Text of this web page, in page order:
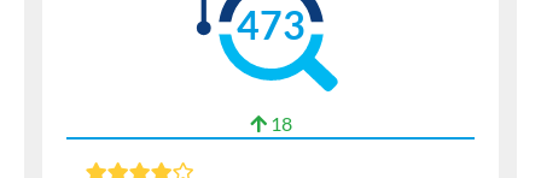
473
18